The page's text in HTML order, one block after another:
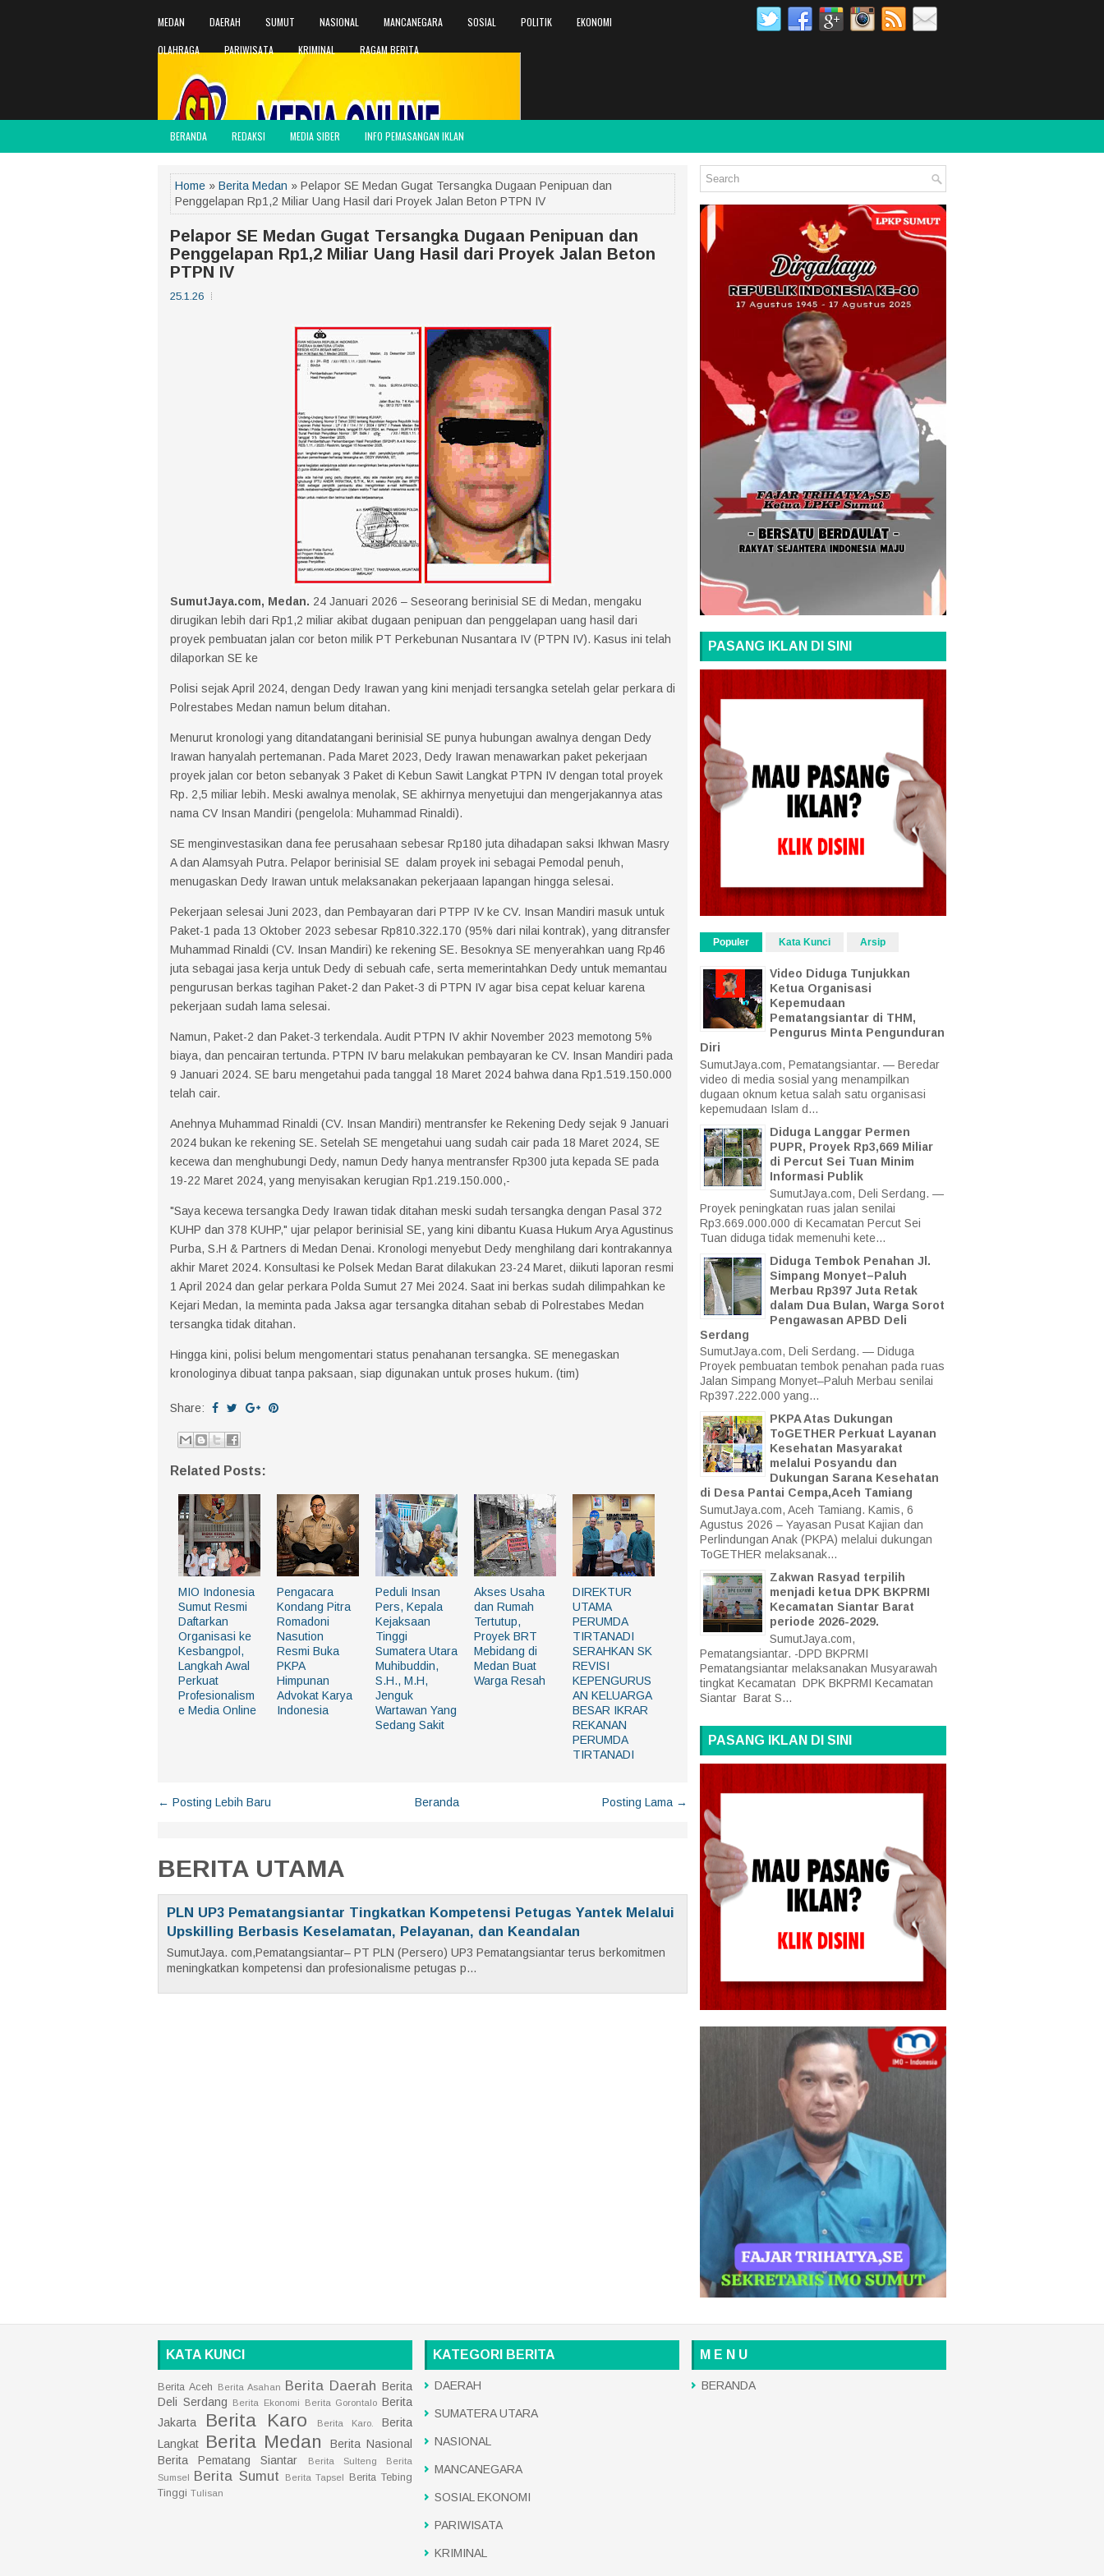
MEDAN DAERAH SUMUT NASIONAL MANCANEGARA SOSIAL POLITIK
EKONOMI
OLAHRAGA
PARIWISATA KRIMINAL RAGAM BERITA
BERANDA REDAKSI MEDIA SIBER INFO PEMASANGAN IKLAN
Home » Berita Medan » Pelapor SE Medan Gugat Tersangka Dugaan Penipuan dan
Penggelapan Rp1,2 Miliar Uang Hasil dari Proyek Jalan Beton PTPN IV
Pelapor SE Medan Gugat Tersangka Dugaan Penipuan dan
Penggelapan Rp1,2 Miliar Uang Hasil dari Proyek Jalan Beton
PTPN IV
25.1.26
SumutJaya.com, Medan. 24 Januari 2026 – Seseorang berinisial SE di Medan, mengaku
dirugikan lebih dari Rp1,2 miliar akibat dugaan penipuan dan penggelapan uang hasil dari
proyek pembuatan jalan cor beton milik PT Perkebunan Nusantara IV (PTPN IV). Kasus ini telah
dilaporkan SE ke
Polisi sejak April 2024, dengan Dedy Irawan yang kini menjadi tersangka setelah gelar perkara di
Polrestabes Medan namun belum ditahan.
Menurut kronologi yang ditandatangani berinisial SE punya hubungan awalnya dengan Dedy
Irawan hanyalah pertemanan. Pada Maret 2023, Dedy Irawan menawarkan paket pekerjaan
proyek jalan cor beton sebanyak 3 Paket di Kebun Sawit Langkat PTPN IV dengan total proyek
Rp. 2,5 miliar lebih. Meski awalnya menolak, SE akhirnya menyetujui dan mengerjakannya atas
nama CV Insan Mandiri (pengelola: Muhammad Rinaldi).
SE menginvestasikan dana fee perusahaan sebesar Rp180 juta dihadapan saksi Ikhwan Masry
A dan Alamsyah Putra. Pelapor berinisial SE dalam proyek ini sebagai Pemodal penuh,
menugaskan Dedy Irawan untuk melaksanakan pekerjaaan lapangan hingga selesai.
Pekerjaan selesai Juni 2023, dan Pembayaran dari PTPP IV ke CV. Insan Mandiri masuk untuk
Paket-1 pada 13 Oktober 2023 sebesar Rp810.322.170 (95% dari nilai kontrak), yang ditransfer
Muhammad Rinaldi (CV. Insan Mandiri) ke rekening SE. Besoknya SE menyerahkan uang Rp46
juta sebagai jasa kerja untuk Dedy di sebuah cafe, serta memerintahkan Dedy untuk memantau
pengurusan berkas tagihan Paket-2 dan Paket-3 di PTPN IV agar bisa cepat keluar karena
pekerjaan sudah lama selesai.
Namun, Paket-2 dan Paket-3 terkendala. Audit PTPN IV akhir November 2023 memotong 5%
biaya, dan pencairan tertunda. PTPN IV baru melakukan pembayaran ke CV. Insan Mandiri pada
9 Januari 2024. SE baru mengetahui pada tanggal 18 Maret 2024 bahwa dana Rp1.519.150.000
telah cair.
Anehnya Muhammad Rinaldi (CV. Insan Mandiri) mentransfer ke Rekening Dedy sejak 9 Januari
2024 bukan ke rekening SE. Setelah SE mengetahui uang sudah cair pada 18 Maret 2024, SE
kecewa dan menghubungi Dedy, namun Dedy hanya mentransfer Rp300 juta kepada SE pada
19-22 Maret 2024, yang menyisakan kerugian Rp1.219.150.000,-
"Saya kecewa tersangka Dedy Irawan tidak ditahan meski sudah tersangka dengan Pasal 372
KUHP dan 378 KUHP," ujar pelapor berinisial SE, yang kini dibantu Kuasa Hukum Arya Agustinus
Purba, S.H & Partners di Medan Denai. Kronologi menyebut Dedy menghilang dari kontrakannya
akhir Maret 2024. Konsultasi ke Polsek Medan Barat dilakukan 23-24 Maret, diikuti laporan resmi
1 April 2024 dan gelar perkara Polda Sumut 27 Mei 2024. Saat ini berkas sudah dilimpahkan ke
Kejari Medan, Ia meminta pada Jaksa agar tersangka ditahan sebab di Polrestabes Medan
tersangka tidak ditahan.
Hingga kini, polisi belum mengomentari status penahanan tersangka. SE menegaskan
kronologinya dibuat tanpa paksaan, siap digunakan untuk proses hukum. (tim)
Share:
Related Posts:
MIO Indonesia
Sumut Resmi
Daftarkan
Organisasi ke
Kesbangpol,
Langkah Awal
Perkuat
Profesionalism
e Media Online
Pengacara
Kondang Pitra
Romadoni
Nasution
Resmi Buka
PKPA
Himpunan
Advokat Karya
Indonesia
Peduli Insan
Pers, Kepala
Kejaksaan
Tinggi
Sumatera Utara
Muhibuddin,
S.H., M.H,
Jenguk
Wartawan Yang
Sedang Sakit
Akses Usaha
dan Rumah
Tertutup,
Proyek BRT
Mebidang di
Medan Buat
Warga Resah
DIREKTUR
UTAMA
PERUMDA
TIRTANADI
SERAHKAN SK
REVISI
KEPENGURUS
AN KELUARGA
BESAR IKRAR
REKANAN
PERUMDA
TIRTANADI
← Posting Lebih Baru Posting Lama →
Beranda
BERITA UTAMA
PLN UP3 Pematangsiantar Tingkatkan Kompetensi Petugas Yantek Melalui
Upskilling Berbasis Keselamatan, Pelayanan, dan Keandalan
SumutJaya. com,Pematangsiantar– PT PLN (Persero) UP3 Pematangsiantar terus berkomitmen
meningkatkan kompetensi dan profesionalisme petugas p...
PASANG IKLAN DI SINI
Populer Kata Kunci Arsip
Video Diduga Tunjukkan
Ketua Organisasi
Kepemudaan
Pematangsiantar di THM,
Pengurus Minta Pengunduran
Diri
SumutJaya.com, Pematangsiantar. — Beredar
video di media sosial yang menampilkan
dugaan oknum ketua salah satu organisasi
kepemudaan Islam d...
Diduga Langgar Permen
PUPR, Proyek Rp3,669 Miliar
di Percut Sei Tuan Minim
Informasi Publik
SumutJaya.com, Deli Serdang. —
Proyek peningkatan ruas jalan senilai
Rp3.669.000.000 di Kecamatan Percut Sei
Tuan diduga tidak memenuhi kete...
Diduga Tembok Penahan Jl.
Simpang Monyet–Paluh
Merbau Rp397 Juta Retak
dalam Dua Bulan, Warga Sorot
Pengawasan APBD Deli
Serdang
SumutJaya.com, Deli Serdang. — Diduga
Proyek pembuatan tembok penahan pada ruas
Jalan Simpang Monyet–Paluh Merbau senilai
Rp397.222.000 yang...
PKPA Atas Dukungan
ToGETHER Perkuat Layanan
Kesehatan Masyarakat
melalui Posyandu dan
Dukungan Sarana Kesehatan
di Desa Pantai Cempa,Aceh Tamiang
SumutJaya.com, Aceh Tamiang. Kamis, 6
Agustus 2026 – Yayasan Pusat Kajian dan
Perlindungan Anak (PKPA) melalui dukungan
ToGETHER melaksanak...
Zakwan Rasyad terpilih
menjadi ketua DPK BKPRMI
Kecamatan Siantar Barat
periode 2026-2029.
SumutJaya.com,
Pematangsiantar. -DPD BKPRMI
Pematangsiantar melaksanakan Musyarawah
tingkat Kecamatan DPK BKPRMI Kecamatan
Siantar Barat S...
PASANG IKLAN DI SINI
KATA KUNCI
Berita Aceh Berita Asahan Berita Daerah Berita
Deli Serdang
Berita Ekonomi Berita Gorontalo Berita
Jakarta
Berita Karo Berita Karo.
Berita
Langkat
Berita Medan
Berita Nasional
Berita Pematang Siantar
Berita Sulteng
Berita
Sumsel Berita Sumut Berita Tapsel
Berita Tebing
Tinggi Tulisan
KATEGORI BERITA
DAERAH
SUMATERA UTARA
NASIONAL
MANCANEGARA
SOSIAL EKONOMI
PARIWISATA
KRIMINAL
M E N U
BERANDA